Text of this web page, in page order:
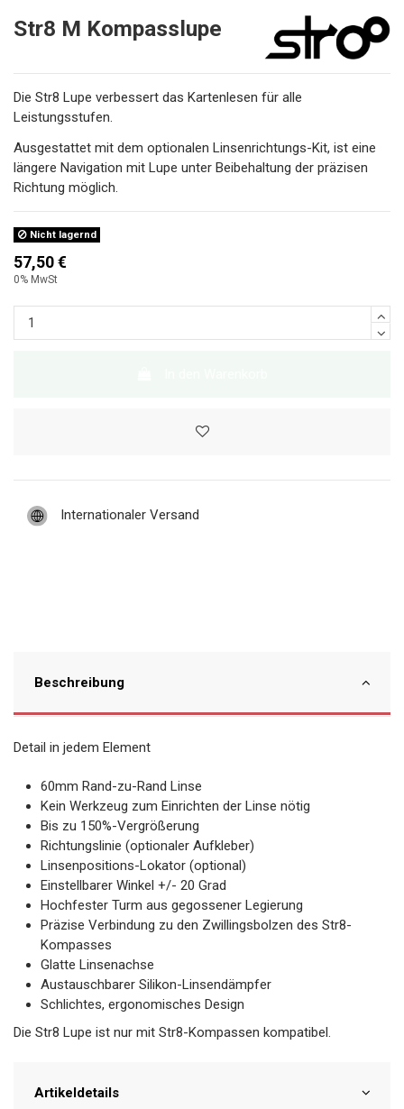
Str8 M Kompasslupe
Die Str8 Lupe verbessert das Kartenlesen für alle
Leistungsstufen.
Ausgestattet mit dem optionalen Linsenrichtungs-Kit, ist eine
längere Navigation mit Lupe unter Beibehaltung der präzisen
Richtung möglich.
Nicht lagernd
57,50 €
0% MwSt
Internationaler Versand
Beschreibung
Detail in jedem Element
60mm Rand-zu-Rand Linse
Kein Werkzeug zum Einrichten der Linse nötig
Bis zu 150%-Vergrößerung
Richtungslinie (optionaler Aufkleber)
Linsenpositions-Lokator (optional)
Einstellbarer Winkel +/- 20 Grad
Hochfester Turm aus gegossener Legierung
Präzise Verbindung zu den Zwillingsbolzen des Str8-
Kompasses
Glatte Linsenachse
Austauschbarer Silikon-Linsendämpfer
Schlichtes, ergonomisches Design
Die Str8 Lupe ist nur mit Str8-Kompassen kompatibel.
Artikeldetails